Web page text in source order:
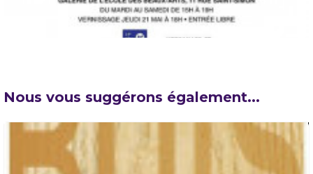
Nous vous suggérons également...